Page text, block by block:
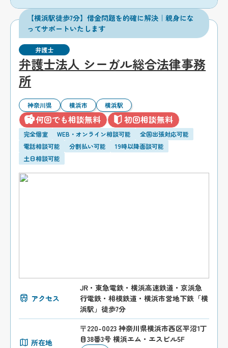
【横浜駅徒歩7分】借金問題を的確に解決｜親身にな
ってサポートいたします
弁護士
弁護士法人 シーガル総合法律事務
所
神奈川県 横浜市 横浜駅
何回でも相談無料 初回相談無料
完全個室 WEB・オンライン相談可能
全国出張対応可能
電話相談可能
分割払い可能
19時以降面談可能
土日相談可能
アクセス
JR・東急電鉄・横浜高速鉄道・京浜急
行電鉄・相模鉄道・横浜市営地下鉄「横
浜駅」徒歩7分
所在地
〒220-0023 神奈川県横浜市西区平沼1丁
目38番3号 横浜エム・エスビル5F